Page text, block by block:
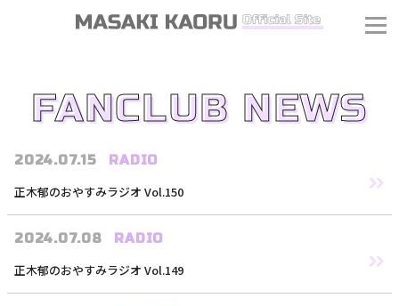
FANCLUB NEWS
2024.07.15 RADIO
正木郁のおやすみラジオ Vol.150
2024.07.08 RADIO
正木郁のおやすみラジオ Vol.149